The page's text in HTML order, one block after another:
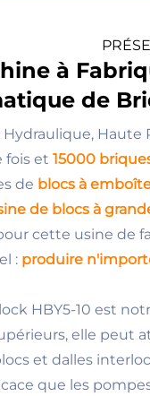
à
de
Hydraulique,
fois et 15000
de blocs à
de blocs à
cette usine de
: produire
HBY5-10 est
elle peut
et dalles
que les